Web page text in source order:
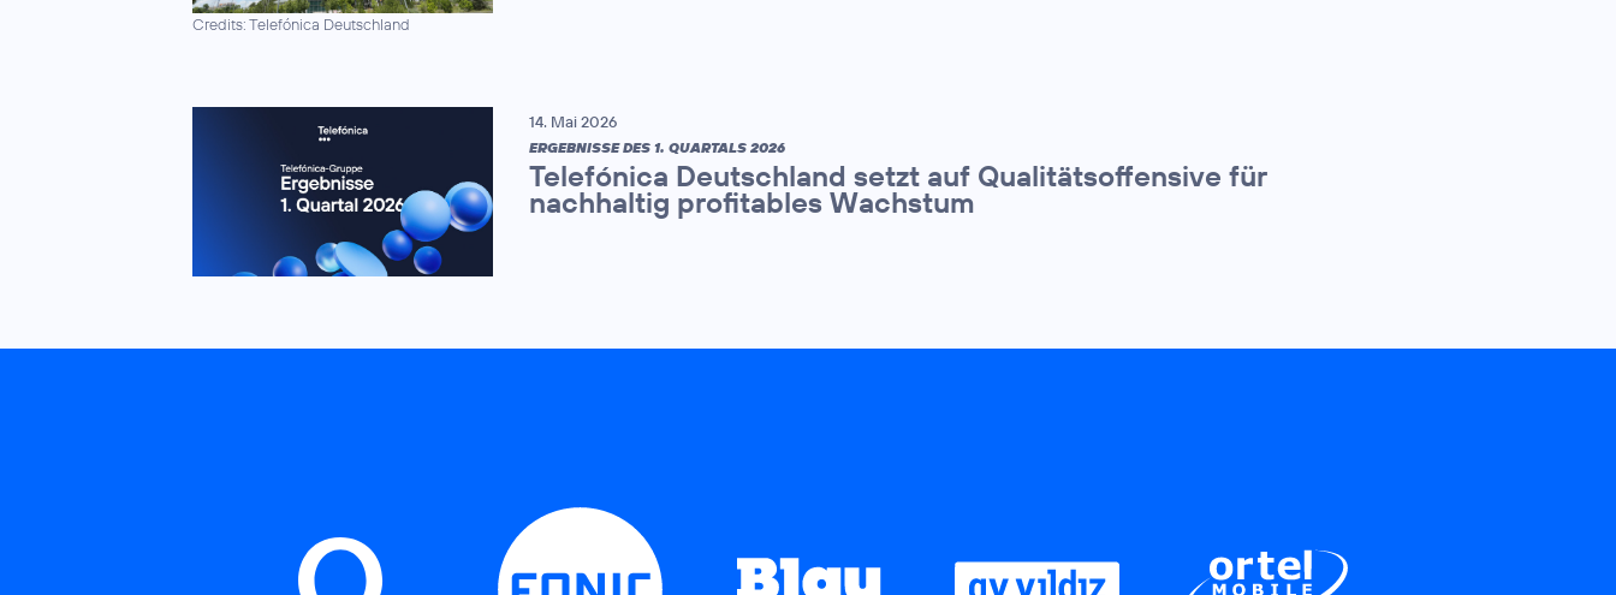
Credits: Telefónica Deutschland
14. Mai 2026
ERGEBNISSE DES 1. QUARTALS 2026
Telefónica Deutschland setzt auf Qualitätsoffensive für
nachhaltig profitables Wachstum